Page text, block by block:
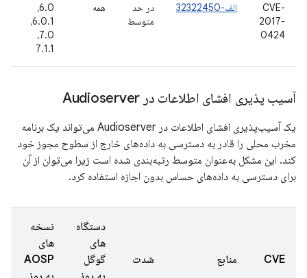
CVE-
2017-
0424
الف-32322450
در حد
متوسط
همه
6.0،
6.0.1،
7.0،
7.1.1
آسیب پذیری افشای اطلاعات در Audioserver
یک آسیب‌پذیری افشای اطلاعات در Audioserver می‌تواند یک برنامه
مخرب محلی را قادر به دسترسی به داده‌های خارج از سطوح مجوز خود
کند. این مشکل به‌عنوان متوسط ​​رتبه‌بندی شده است زیرا می‌توان از آن
برای دسترسی به داده‌های حساس بدون اجازه استفاده کرد.
CVE منابع شدت
دستگاه
های
گوگل
نسخه
های
AOSP